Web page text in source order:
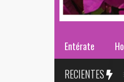
Entérate
RECIENTES
Sr. González presenta Aire